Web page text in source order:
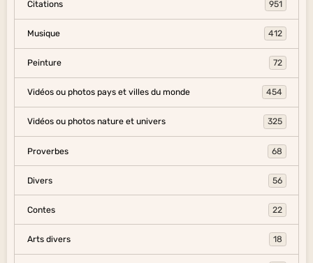
Citations 951
Musique 412
Peinture 72
Vidéos ou photos pays et villes du monde 454
Vidéos ou photos nature et univers 325
Proverbes 68
Divers 56
Contes 22
Arts divers 18